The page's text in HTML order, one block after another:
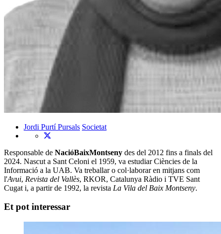
Jordi Purtí Pursals Societat
Responsable de NacióBaixMontseny des del 2012 fins a finals del
2024. Nascut a Sant Celoni el 1959, va estudiar Ciències de la
Informació a la UAB. Va treballar o col·laborar en mitjans com
l'Avui, Revista del Vallès, RKOR, Catalunya Ràdio i TVE Sant
Cugat i, a partir de 1992, la revista La Vila del Baix Montseny.
Et pot interessar